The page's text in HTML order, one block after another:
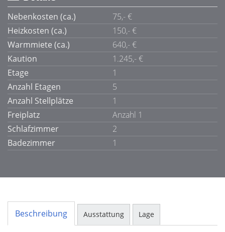
Nebenkosten (ca.)
75,- €
Heizkosten (ca.)
150,- €
Warmmiete (ca.)
640,- €
Kaution
1.245,- €
Etage
1
Anzahl Etagen
5
Anzahl Stellplätze
1
Freiplatz
Anzahl 1
Schlafzimmer
2
Badezimmer
1
Beschreibung Ausstattung Lage